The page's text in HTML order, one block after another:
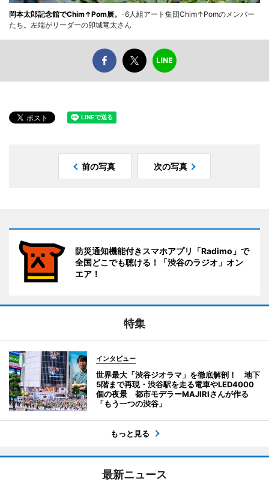
岡本太郎記念館でChim↑Pom展。 -6人組アート集団Chim↑Pomのメンバー
たち。左端がリーダーの卯城竜太さん
前の写真 次の写真
防災通知機能付きスマホアプリ「Radimo」で
全国どこでも聴ける！「渋谷のラジオ」オン
エア！
特集
インタビュー
世界最大「渋谷ジオラマ」を徹底解剖！ 地下
5階まで再現・渋谷駅を走る電車やLED4000
個の夜景 都市モデラーMAJIRIさんが作る
「もう一つの渋谷」
もっと見る
最新ニュース